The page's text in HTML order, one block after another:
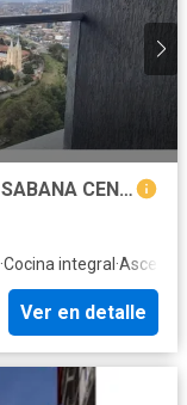
SE VENDE APARTAMENTO SECTOR SABANA CENTRO
·Cocina integral·
Ver en detalle